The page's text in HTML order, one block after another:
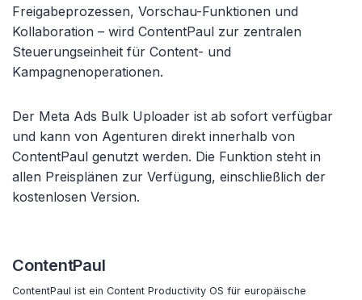
Freigabeprozessen, Vorschau-Funktionen und
Kollaboration – wird ContentPaul zur zentralen
Steuerungseinheit für Content- und
Kampagnenoperationen.
Der Meta Ads Bulk Uploader ist ab sofort verfügbar
und kann von Agenturen direkt innerhalb von
ContentPaul genutzt werden. Die Funktion steht in
allen Preisplänen zur Verfügung, einschließlich der
kostenlosen Version.
ContentPaul
ContentPaul ist ein Content Productivity OS für europäische